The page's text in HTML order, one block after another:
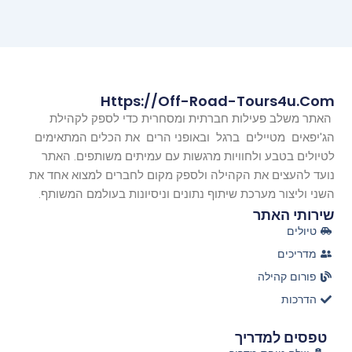
Https://off-Road-Tours4u.com
האתר משלב פעילות חברתית ומסחרית כדי לספק לקהילת
הג'יפאים מטיילים ברגל ובאופני הרים את הכלים המתאימים
לטיולים בטבע ולחוויות מרגשות עם עמיתים משותפים. האתר
נועד להעצים את הקהילה ולספק מקום לחברים למצוא אחד את
השני וליצור מערכת שיתוף נתונים וניסיונות בעולמם המשותף.
שירותי האתר
טיולים
מדריכים
פורום קהילה
הדרכות
טפסים למדריך